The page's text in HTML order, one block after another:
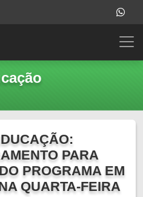
PARA
PROGRAMA EM
QUARTA-FEIRA